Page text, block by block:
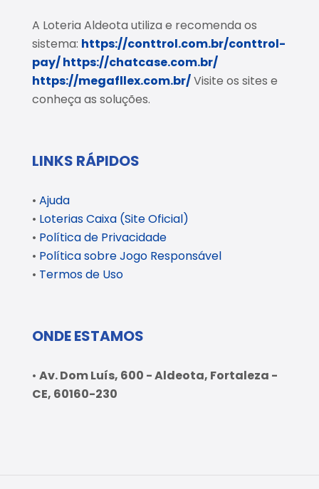
A Loteria Aldeota utiliza e recomenda os
sistema: https://conttrol.com.br/conttrol-
pay/https://chatcase.com.br/
https://megafllex.com.br/Visite os sites e
conheça as soluções.
LINKS RÁPIDOS
• Ajuda
• Loterias Caixa (Site Oficial)
• Política de Privacidade
• Política sobre Jogo Responsável
• Termos de Uso
ONDE ESTAMOS
• Av. Dom Luís, 600 - Aldeota, Fortaleza -
CE, 60160-230